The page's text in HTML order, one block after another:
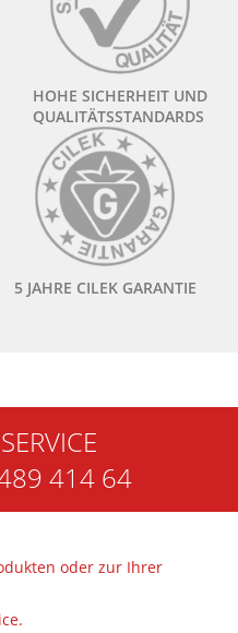
HOHE SICHERHEIT UND
QUALITÄTSSTANDARDS
5 JAHRE CILEK GARANTIE
414 64
oder zur Ihrer